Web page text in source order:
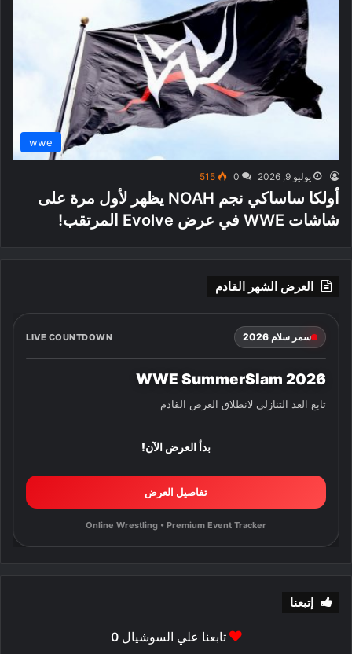
wwe
يوليو 9, 2026 0
515
أولكا ساساكي نجم NOAH يظهر لأول مرة على
شاشات WWE في عرض Evolve المرتقب!
العرض الشهر القادم
سمر سلام 2026 LIVE COUNTDOWN
WWE SummerSlam 2026
تابع العد التنازلي لانطلاق العرض القادم
بدأ العرض الآن!
تفاصيل العرض
Online Wrestling • Premium Event Tracker
إتبعنا
تابعنا علي السوشيال0